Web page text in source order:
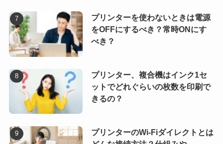
プリンターを使わないときは電源
をOFFにするべき？常時ONにす
べき？
プリンター、複合機はインク1セ
ットでどれぐらいの枚数を印刷で
きるの？
プリンターのWi-Fiダイレクトとは